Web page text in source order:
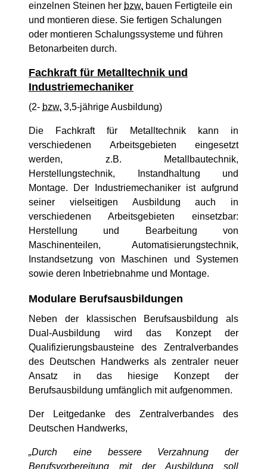
einzelnen Steinen her bzw. bauen Fertigteile ein
und montieren diese. Sie fertigen Schalungen
oder montieren Schalungssysteme und führen
Betonarbeiten durch.
Fachkraft für Metalltechnik und
Industriemechaniker
(2- bzw. 3,5-jährige Ausbildung)
Die Fachkraft für Metalltechnik kann in
verschiedenen Arbeitsgebieten eingesetzt
werden, z.B. Metallbautechnik,
Herstellungstechnik, Instandhaltung und
Montage. Der Industriemechaniker ist aufgrund
seiner vielseitigen Ausbildung auch in
verschiedenen Arbeitsgebieten einsetzbar:
Herstellung und Bearbeitung von
Maschinenteilen, Automatisierungstechnik,
Instandsetzung von Maschinen und Systemen
sowie deren Inbetriebnahme und Montage.
Modulare Berufsausbildungen
Neben der klassischen Berufsausbildung als
Dual-Ausbildung wird das Konzept der
Qualifizierungsbausteine des Zentralverbandes
des Deutschen Handwerks als zentraler neuer
Ansatz in das hiesige Konzept der
Berufsausbildung umfänglich mit aufgenommen.
Der Leitgedanke des Zentralverbandes des
Deutschen Handwerks,
„Durch eine bessere Verzahnung der
Berufsvorbereitung mit der Ausbildung soll